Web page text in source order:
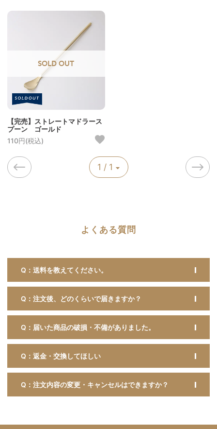
SOLD OUT
【完売】ストレートマドラース
プーン ゴールド
110円(税込)
1 / 1
よくある質問
Q：送料を教えてください。
Q：注文後、どのくらいで届きますか？
Q：届いた商品の破損・不備がありました。
Q：返金・交換してほしい
Q：注文内容の変更・キャンセルはできますか？